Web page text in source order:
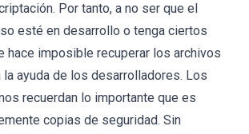
Por tanto, a no ser que el
esté en desarrollo o tenga ciertos
hace imposible recuperar los archivos
la ayuda de los desarrolladores. Los
recuerdan lo importante que es
copias de seguridad. Sin